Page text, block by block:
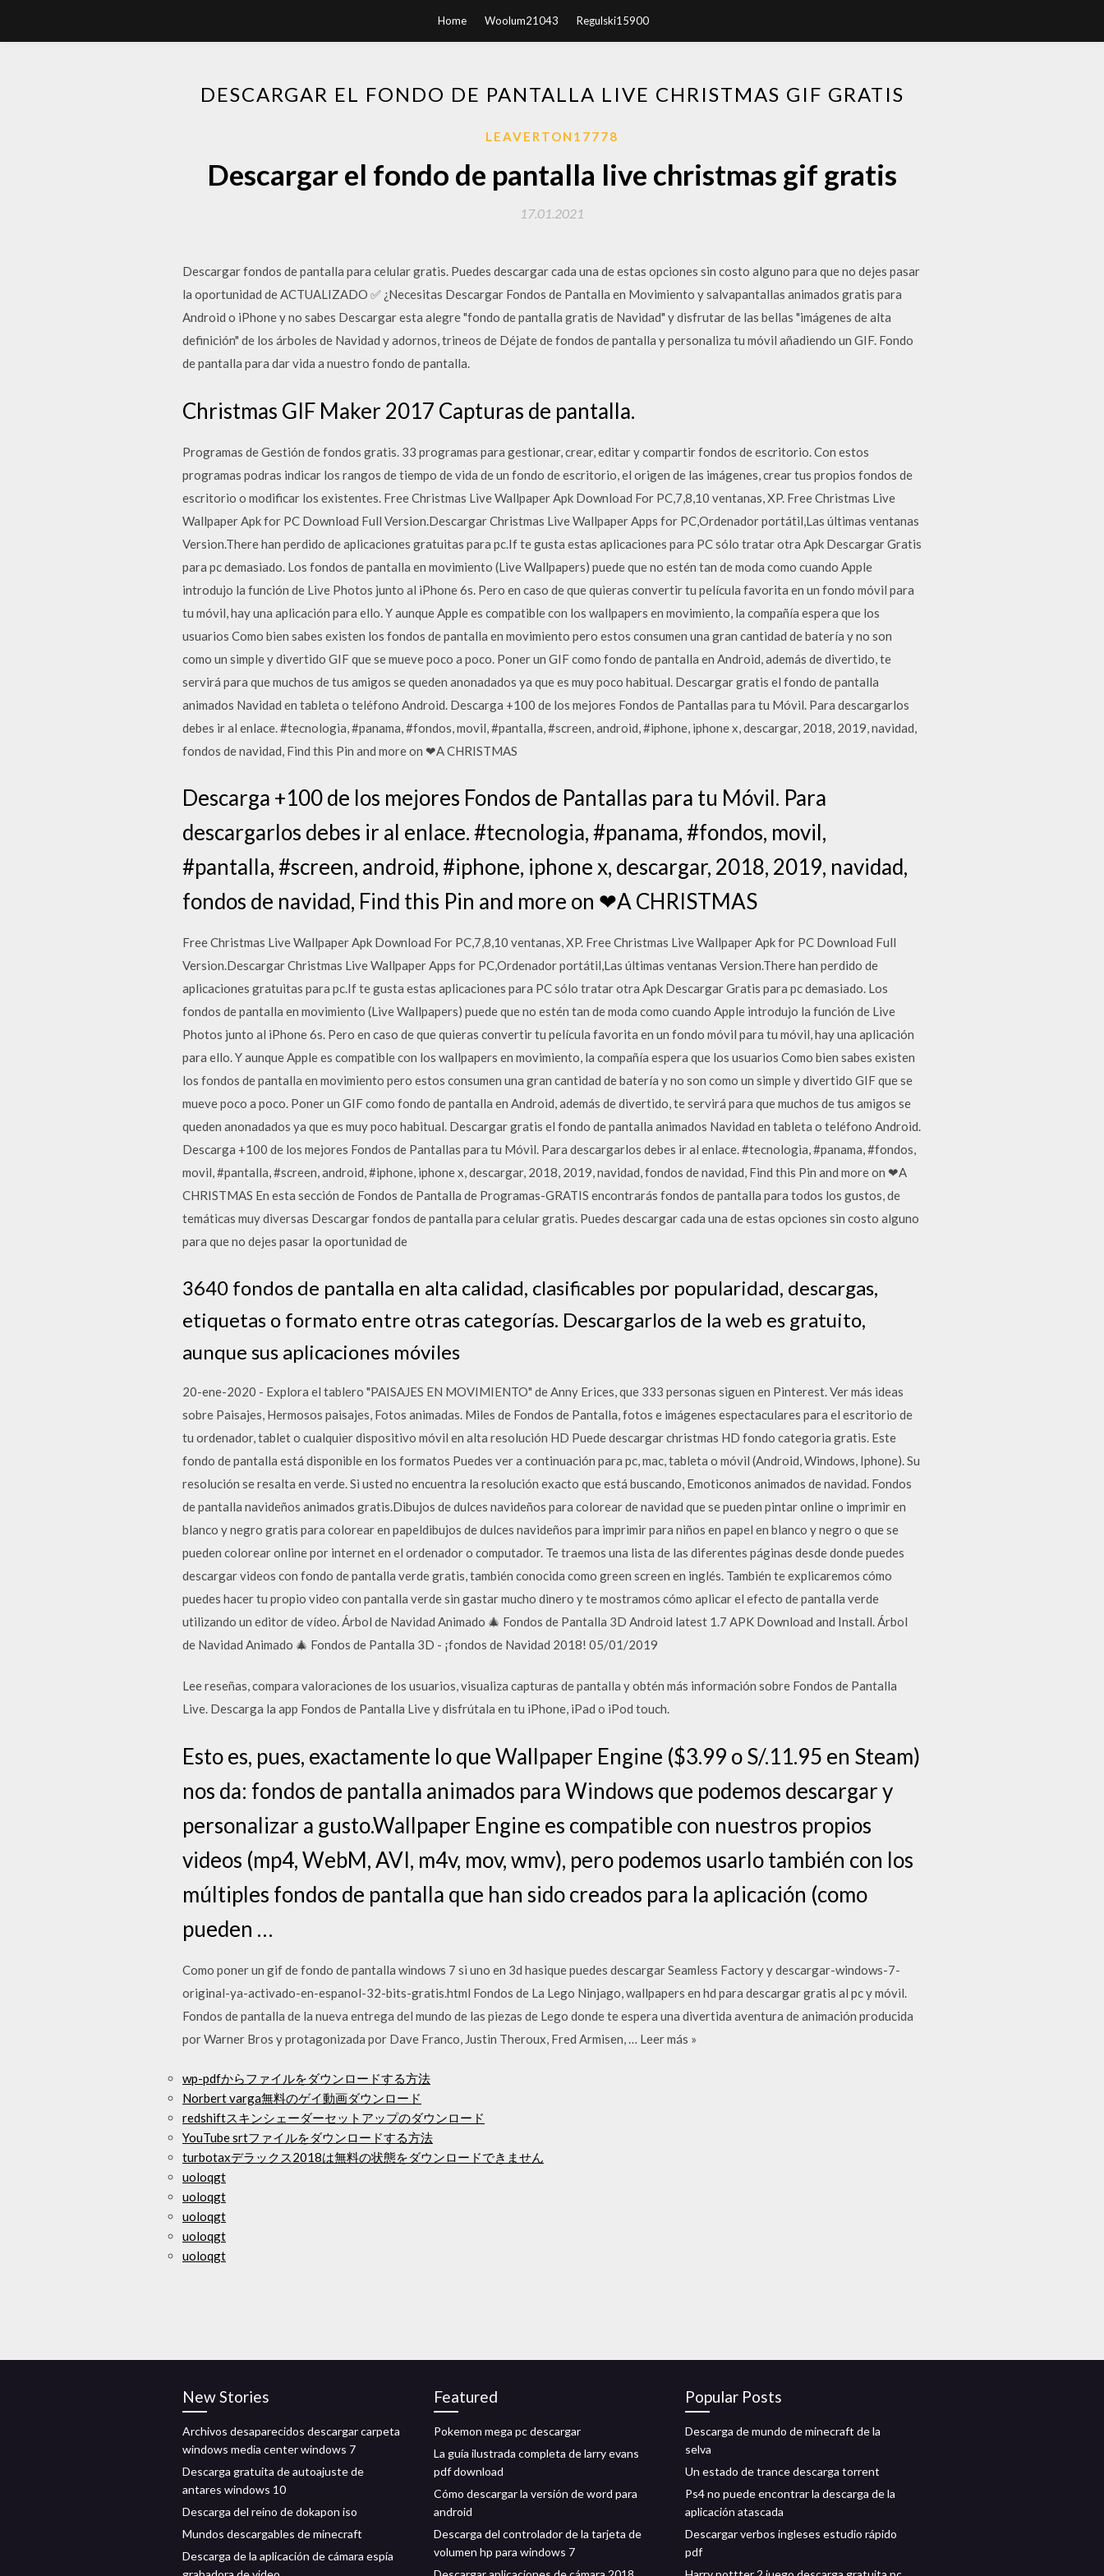
Home Woolum21043 Regulski15900
DESCARGAR EL FONDO DE PANTALLA LIVE CHRISTMAS GIF GRATIS
LEAVERTON17778
Descargar el fondo de pantalla live christmas gif gratis
17.01.2021
Descargar fondos de pantalla para celular gratis. Puedes descargar cada una de estas opciones sin costo alguno para que no dejes pasar
la oportunidad de ACTUALIZADO ✅ ¿Necesitas Descargar Fondos de Pantalla en Movimiento y salvapantallas animados gratis para
Android o iPhone y no sabes Descargar esta alegre "fondo de pantalla gratis de Navidad" y disfrutar de las bellas "imágenes de alta
definición" de los árboles de Navidad y adornos, trineos de Déjate de fondos de pantalla y personaliza tu móvil añadiendo un GIF. Fondo
de pantalla para dar vida a nuestro fondo de pantalla.
Christmas GIF Maker 2017 Capturas de pantalla.
Programas de Gestión de fondos gratis. 33 programas para gestionar, crear, editar y compartir fondos de escritorio. Con estos
programas podras indicar los rangos de tiempo de vida de un fondo de escritorio, el origen de las imágenes, crear tus propios fondos de
escritorio o modificar los existentes. Free Christmas Live Wallpaper Apk Download For PC,7,8,10 ventanas, XP. Free Christmas Live
Wallpaper Apk for PC Download Full Version.Descargar Christmas Live Wallpaper Apps for PC,Ordenador portátil,Las últimas ventanas
Version.There han perdido de aplicaciones gratuitas para pc.If te gusta estas aplicaciones para PC sólo tratar otra Apk Descargar Gratis
para pc demasiado. Los fondos de pantalla en movimiento (Live Wallpapers) puede que no estén tan de moda como cuando Apple
introdujo la función de Live Photos junto al iPhone 6s. Pero en caso de que quieras convertir tu película favorita en un fondo móvil para
tu móvil, hay una aplicación para ello. Y aunque Apple es compatible con los wallpapers en movimiento, la compañía espera que los
usuarios Como bien sabes existen los fondos de pantalla en movimiento pero estos consumen una gran cantidad de batería y no son
como un simple y divertido GIF que se mueve poco a poco. Poner un GIF como fondo de pantalla en Android, además de divertido, te
servirá para que muchos de tus amigos se queden anonadados ya que es muy poco habitual. Descargar gratis el fondo de pantalla
animados Navidad en tableta o teléfono Android. Descarga +100 de los mejores Fondos de Pantallas para tu Móvil. Para descargarlos
debes ir al enlace. #tecnologia, #panama, #fondos, movil, #pantalla, #screen, android, #iphone, iphone x, descargar, 2018, 2019, navidad,
fondos de navidad, Find this Pin and more on ❤A CHRISTMAS
Descarga +100 de los mejores Fondos de Pantallas para tu Móvil. Para
descargarlos debes ir al enlace. #tecnologia, #panama, #fondos, movil,
#pantalla, #screen, android, #iphone, iphone x, descargar, 2018, 2019, navidad,
fondos de navidad, Find this Pin and more on ❤A CHRISTMAS
Free Christmas Live Wallpaper Apk Download For PC,7,8,10 ventanas, XP. Free Christmas Live Wallpaper Apk for PC Download Full
Version.Descargar Christmas Live Wallpaper Apps for PC,Ordenador portátil,Las últimas ventanas Version.There han perdido de
aplicaciones gratuitas para pc.If te gusta estas aplicaciones para PC sólo tratar otra Apk Descargar Gratis para pc demasiado. Los
fondos de pantalla en movimiento (Live Wallpapers) puede que no estén tan de moda como cuando Apple introdujo la función de Live
Photos junto al iPhone 6s. Pero en caso de que quieras convertir tu película favorita en un fondo móvil para tu móvil, hay una aplicación
para ello. Y aunque Apple es compatible con los wallpapers en movimiento, la compañía espera que los usuarios Como bien sabes existen
los fondos de pantalla en movimiento pero estos consumen una gran cantidad de batería y no son como un simple y divertido GIF que se
mueve poco a poco. Poner un GIF como fondo de pantalla en Android, además de divertido, te servirá para que muchos de tus amigos se
queden anonadados ya que es muy poco habitual. Descargar gratis el fondo de pantalla animados Navidad en tableta o teléfono Android.
Descarga +100 de los mejores Fondos de Pantallas para tu Móvil. Para descargarlos debes ir al enlace. #tecnologia, #panama, #fondos,
movil, #pantalla, #screen, android, #iphone, iphone x, descargar, 2018, 2019, navidad, fondos de navidad, Find this Pin and more on ❤A
CHRISTMAS En esta sección de Fondos de Pantalla de Programas-GRATIS encontrarás fondos de pantalla para todos los gustos, de
temáticas muy diversas Descargar fondos de pantalla para celular gratis. Puedes descargar cada una de estas opciones sin costo alguno
para que no dejes pasar la oportunidad de
3640 fondos de pantalla en alta calidad, clasificables por popularidad, descargas,
etiquetas o formato entre otras categorías. Descargarlos de la web es gratuito,
aunque sus aplicaciones móviles
20-ene-2020 - Explora el tablero "PAISAJES EN MOVIMIENTO" de Anny Erices, que 333 personas siguen en Pinterest. Ver más ideas
sobre Paisajes, Hermosos paisajes, Fotos animadas. Miles de Fondos de Pantalla, fotos e imágenes espectaculares para el escritorio de
tu ordenador, tablet o cualquier dispositivo móvil en alta resolución HD Puede descargar christmas HD fondo categoria gratis. Este
fondo de pantalla está disponible en los formatos Puedes ver a continuación para pc, mac, tableta o móvil (Android, Windows, Iphone). Su
resolución se resalta en verde. Si usted no encuentra la resolución exacto que está buscando, Emoticonos animados de navidad. Fondos
de pantalla navideños animados gratis.Dibujos de dulces navideños para colorear de navidad que se pueden pintar online o imprimir en
blanco y negro gratis para colorear en papeldibujos de dulces navideños para imprimir para niños en papel en blanco y negro o que se
pueden colorear online por internet en el ordenador o computador. Te traemos una lista de las diferentes páginas desde donde puedes
descargar videos con fondo de pantalla verde gratis, también conocida como green screen en inglés. También te explicaremos cómo
puedes hacer tu propio video con pantalla verde sin gastar mucho dinero y te mostramos cómo aplicar el efecto de pantalla verde
utilizando un editor de vídeo. Árbol de Navidad Animado 🎄 Fondos de Pantalla 3D Android latest 1.7 APK Download and Install. Árbol
de Navidad Animado 🎄 Fondos de Pantalla 3D - ¡fondos de Navidad 2018! 05/01/2019
‎Lee reseñas, compara valoraciones de los usuarios, visualiza capturas de pantalla y obtén más información sobre Fondos de Pantalla
Live. Descarga la app Fondos de Pantalla Live y disfrútala en tu iPhone, iPad o iPod touch.
Esto es, pues, exactamente lo que Wallpaper Engine ($3.99 o S/.11.95 en Steam)
nos da: fondos de pantalla animados para Windows que podemos descargar y
personalizar a gusto.Wallpaper Engine es compatible con nuestros propios
videos (mp4, WebM, AVI, m4v, mov, wmv), pero podemos usarlo también con los
múltiples fondos de pantalla que han sido creados para la aplicación (como
pueden …
Como poner un gif de fondo de pantalla windows 7 si uno en 3d hasique puedes descargar Seamless Factory y descargar-windows-7-
original-ya-activado-en-espanol-32-bits-gratis.html Fondos de La Lego Ninjago, wallpapers en hd para descargar gratis al pc y móvil.
Fondos de pantalla de la nueva entrega del mundo de las piezas de Lego donde te espera una divertida aventura de animación producida
por Warner Bros y protagonizada por Dave Franco, Justin Theroux, Fred Armisen, … Leer más »
wp-pdfからファイルをダウンロードする方法
Norbert varga無料のゲイ動画ダウンロード
redshiftスキンシェーダーセットアップのダウンロード
YouTube srtファイルをダウンロードする方法
turbotaxデラックス2018は無料の状態をダウンロードできません
uoloqgt
uoloqgt
uoloqgt
uoloqgt
uoloqgt
New Stories
Archivos desaparecidos descargar carpeta
windows media center windows 7
Descarga gratuita de autoajuste de
antares windows 10
Descarga del reino de dokapon iso
Mundos descargables de minecraft
Descarga de la aplicación de cámara espía
Featured
Pokemon mega pc descargar
La guía ilustrada completa de larry evans
pdf download
Cómo descargar la versión de word para
android
Descarga del controlador de la tarjeta de
volumen hp para windows 7
Popular Posts
Descarga de mundo de minecraft de la
selva
Un estado de trance descarga torrent
Ps4 no puede encontrar la descarga de la
aplicación atascada
Descargar verbos ingleses estudio rápido
pdf